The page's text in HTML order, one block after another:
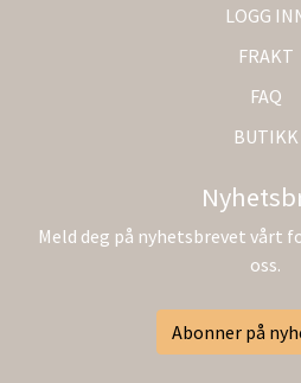
LOGG
FRAKT
FAQ
BUTIKK
Meld deg på nyhetsbrevet vårt
oss.
Abonner på